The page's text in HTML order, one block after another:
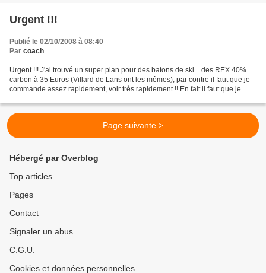
Urgent !!!
Publié le 02/10/2008 à 08:40
Par coach
Urgent !!! J'ai trouvé un super plan pour des batons de ski... des REX 40%
carbon à 35 Euros (Villard de Lans ont les mêmes), par contre il faut que je
commande assez rapidement, voir très rapidement !! En fait il faut que je
Page suivante >
Hébergé par Overblog
Top articles
Pages
Contact
Signaler un abus
C.G.U.
Cookies et données personnelles